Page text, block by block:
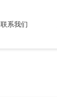
联系我们